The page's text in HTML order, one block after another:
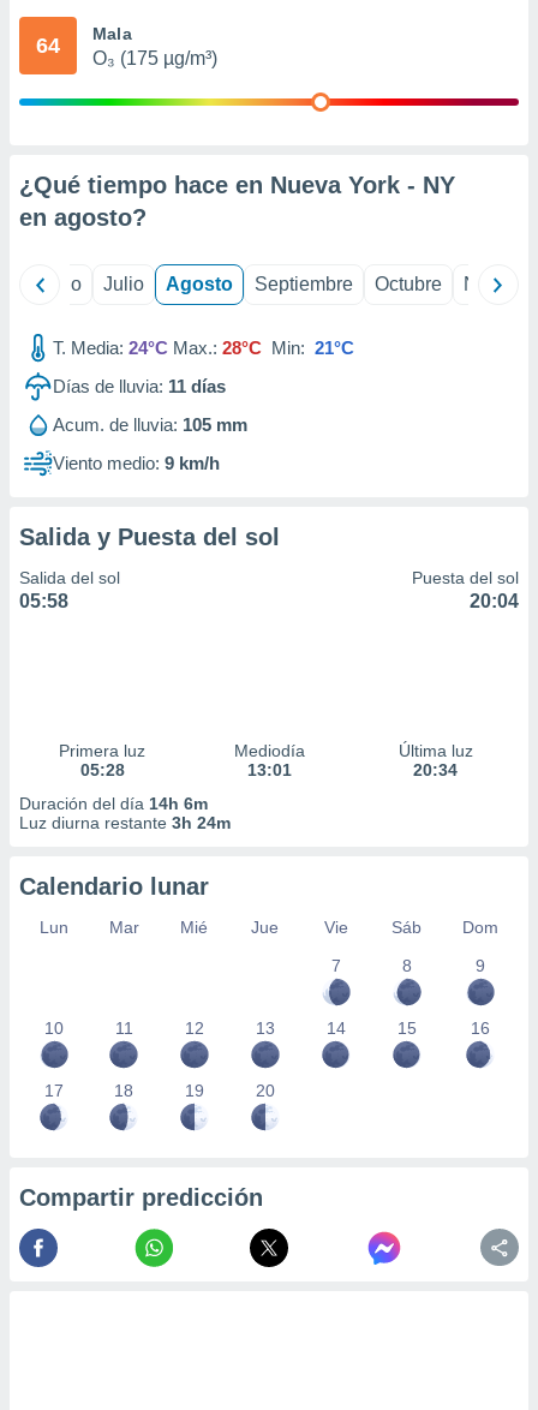
e
publicidad
1199
64 Mala
O₃ (175 µg/m³)
¿Qué tiempo hace en Nueva York - NY
en agosto?
Junio Julio Agosto Septiembre Octubre
T. Media: 24°C Max.: 28°C Min: 21°C
Días de lluvia: 11 días
Acum. de lluvia: 105 mm
Viento medio: 9 km/h
Salida y Puesta del sol
Salida del sol
05:58
Puesta del sol
20:04
Primera luz
05:28
Mediodía
13:01
Última luz
20:34
Duración del día 14h 6m
Luz diurna restante 3h 24m
Calendario lunar
Lun Mar Mié Jue Vie Sáb
Dom
7
8 9
10 11 12 13 14 15 16
17 18 19 20
Compartir predicción